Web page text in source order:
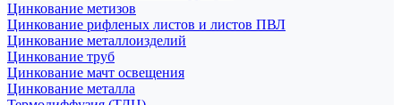
Цинкование метизов
Цинкование рифленых листов и листов ПВЛ
Цинкование металлоизделий
Цинкование труб
Цинкование мачт освещения
Цинкование металла